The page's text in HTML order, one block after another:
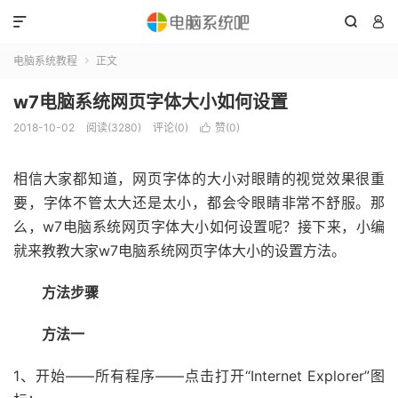
 

电脑系统教程  正文
w7电脑系统网页字体大小如何设置
2018-10-02 阅读(3280) 评论(0)  赞(0)
相信大家都知道，网页字体的大小对眼睛的视觉效果很重
要，字体不管太大还是太小，都会令眼睛非常不舒服。那
么，w7电脑系统网页字体大小如何设置呢？接下来，小编
就来教教大家w7电脑系统网页字体大小的设置方法。
方法步骤
方法一
1、开始——所有程序——点击打开“Internet Explorer”图